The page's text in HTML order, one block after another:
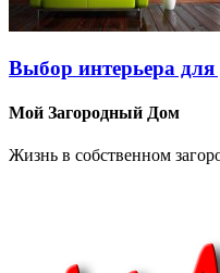
Выбор интерьера для
Мой Загородный Дом
Жизнь в собственном